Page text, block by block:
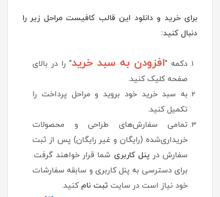
برای خرید و دانلود این قالب کافیست مراحل زیر را
دنبال کنید:
دکمه "افزودن به سبد خرید" را در بالای
صفحه کلیک کنید.
به سبد خرید خود بروید و مراحل پرداخت را
تکمیل کنید.
تمامی سفارش‌های طراحی و محصولات
خریداری‌شده (رایگان و غیر رایگان) پس از ثبت
سفارش در پنل کاربری شما قرار خواهند گرفت.
برای دسترسی به پنل کاربری و سابقه سفارشات
خود نیاز است در سایت ثبت نام کنید.